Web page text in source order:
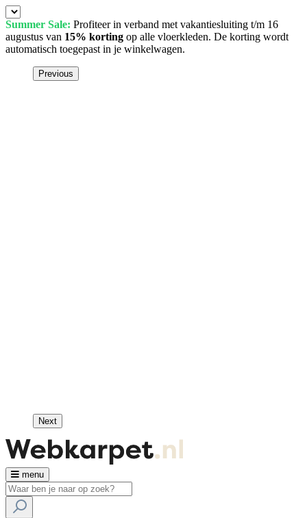
Summer Sale: Profiteer in verband met vakantiesluiting t/m 16
augustus van 15% korting op alle vloerkleden. De korting wordt
automatisch toegepast in je winkelwagen.
Previous
Next
menu